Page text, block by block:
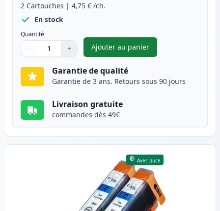
2 Cartouches | 4,75 € /ch.
En stock
Quantité
Quantité
Utilisez les boutons pour ajuster
− +
Quantité
Ajouter au panier
,Pack de 2 Canon CLI-
Garantie de qualité
Garantie de 3 ans. Retours sous 90 jours
Livraison gratuite
commandes dès 49€
Avec puce